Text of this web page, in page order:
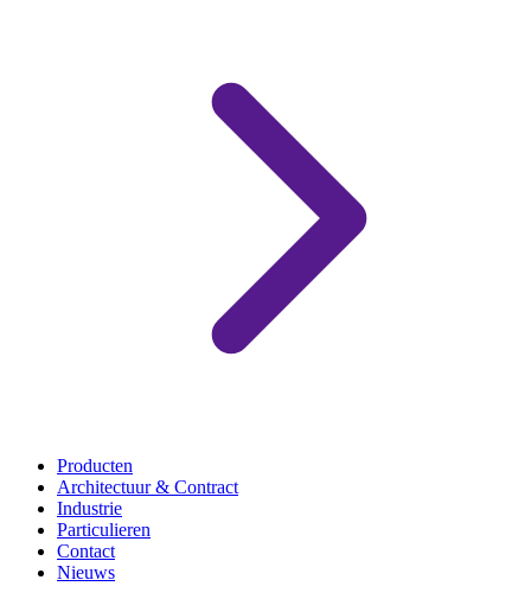
Producten
Architectuur & Contract
Industrie
Particulieren
Contact
Nieuws